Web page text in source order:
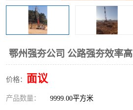
鄂州强夯公司 公路强夯效率高
价格： 面议
产品数量： 9999.00平方米